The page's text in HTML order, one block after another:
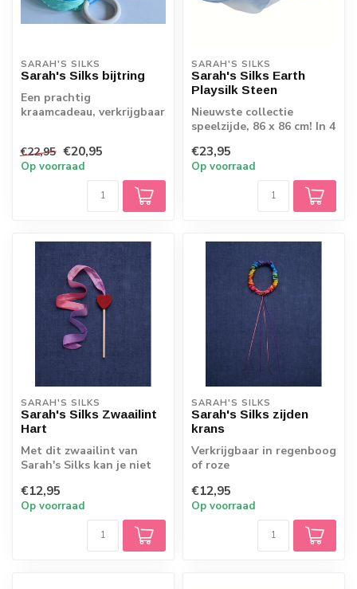
SARAH'S SILKS
Sarah's Silks bijtring
Een prachtig
kraamcadeau, verkrijgbaar
€22,95 €20,95
Op voorraad
SARAH'S SILKS
Sarah's Silks Earth
Playsilk Steen
Nieuwste collectie
speelzijde, 86 x 86 cm! In 4
€23,95
Op voorraad
SARAH'S SILKS
Sarah's Silks Zwaailint
Hart
Met dit zwaailint van
Sarah's Silks kan je niet
stimulee...
€12,95
Op voorraad
SARAH'S SILKS
Sarah's Silks zijden
krans
Verkrijgbaar in regenboog
of roze
€12,95
Op voorraad